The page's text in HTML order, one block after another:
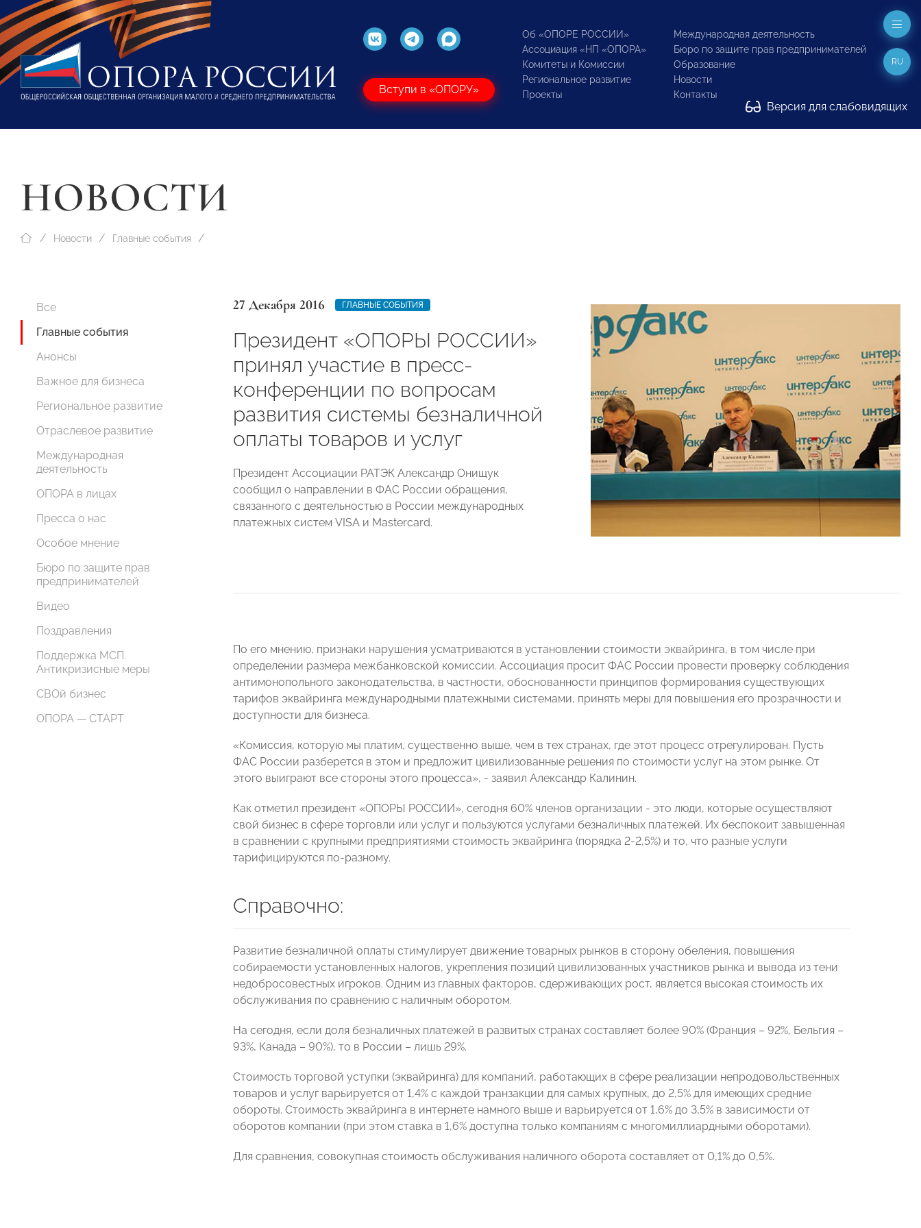
Вступи в «ОПОРУ»
Об «ОПОРЕ РОССИИ»
Ассоциация «НП «ОПОРА»
Комитеты и Комиссии
Региональное развитие
Проекты
Международная деятельность
Бюро по защите прав предпринимателей
Образование
Новости
Контакты
Версия для слабовидящих
RU
НОВОСТИ
Новости Главные события
Все
Главные события
Анонсы
Важное для бизнеса
Региональное развитие
Отраслевое развитие
Международная
деятельность
ОПОРА в лицах
Пресса о нас
Особое мнение
Бюро по защите прав
предпринимателей
Видео
Поздравления
Поддержка МСП.
Антикризисные меры
СВОй бизнес
ОПОРА — СТАРТ
27 Декабря 2016 ГЛАВНЫЕ СОБЫТИЯ
Президент «ОПОРЫ РОССИИ»
принял участие в пресс-
конференции по вопросам
развития системы безналичной
оплаты товаров и услуг
Президент Ассоциации РАТЭК Александр Онищук
сообщил о направлении в ФАС России обращения,
связанного с деятельностью в России международных
платежных систем VISA и Mastercard.
По его мнению, признаки нарушения усматриваются в установлении стоимости эквайринга, в том числе при
определении размера межбанковской комиссии. Ассоциация просит ФАС России провести проверку соблюдения
антимонопольного законодательства, в частности, обоснованности принципов формирования существующих
тарифов эквайринга международными платежными системами, принять меры для повышения его прозрачности и
доступности для бизнеса.
«Комиссия, которую мы платим, существенно выше, чем в тех странах, где этот процесс отрегулирован. Пусть
ФАС России разберется в этом и предложит цивилизованные решения по стоимости услуг на этом рынке. От
этого выиграют все стороны этого процесса», - заявил Александр Калинин.
Как отметил президент «ОПОРЫ РОССИИ», сегодня 60% членов организации - это люди, которые осуществляют
свой бизнес в сфере торговли или услуг и пользуются услугами безналичных платежей. Их беспокоит завышенная
в сравнении с крупными предприятиями стоимость эквайринга (порядка 2-2,5%) и то, что разные услуги
тарифицируются по-разному.
Справочно:
Развитие безналичной оплаты стимулирует движение товарных рынков в сторону обеления, повышения
собираемости установленных налогов, укрепления позиций цивилизованных участников рынка и вывода из тени
недобросовестных игроков. Одним из главных факторов, сдерживающих рост, является высокая стоимость их
обслуживания по сравнению с наличным оборотом.
На сегодня, если доля безналичных платежей в развитых странах составляет более 90% (Франция – 92%, Бельгия –
93%, Канада – 90%), то в России – лишь 29%.
Стоимость торговой уступки (эквайринга) для компаний, работающих в сфере реализации непродовольственных
товаров и услуг варьируется от 1,4% с каждой транзакции для самых крупных, до 2,5% для имеющих средние
обороты. Стоимость эквайринга в интернете намного выше и варьируется от 1,6% до 3,5% в зависимости от
оборотов компании (при этом ставка в 1,6% доступна только компаниям с многомиллиардными оборотами).
Для сравнения, совокупная стоимость обслуживания наличного оборота составляет от 0,1% до 0,5%.